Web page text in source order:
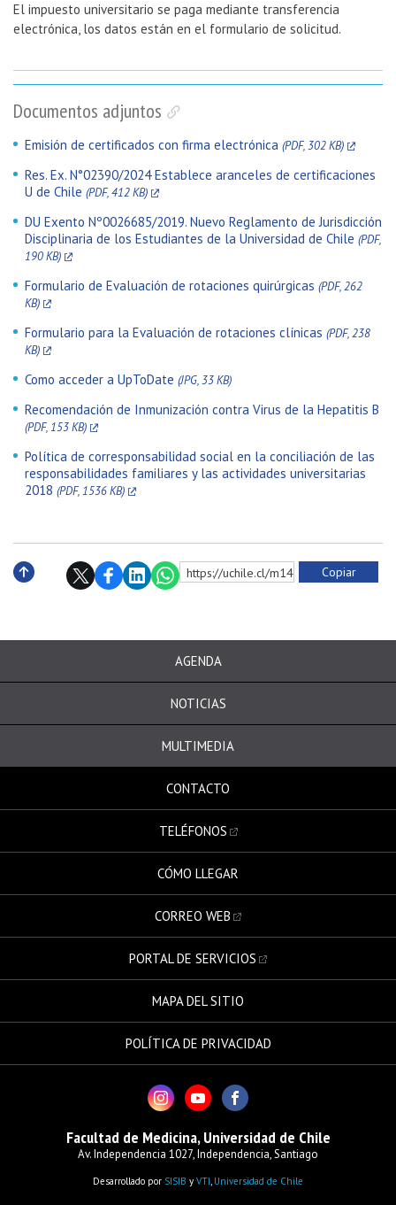
Documentos adjuntos
Emisión de certificados con firma electrónica (PDF, 302 KB)
Res. Ex. N°02390/2024 Establece aranceles de certificaciones
U de Chile (PDF, 412 KB)
DU Exento Nº0026685/2019. Nuevo Reglamento de Jurisdicción
Disciplinaria de los Estudiantes de la Universidad de Chile (PDF,
190 KB)
Formulario de Evaluación de rotaciones quirúrgicas (PDF, 262
KB)
Formulario para la Evaluación de rotaciones clínicas (PDF, 238
KB)
Como acceder a UpToDate (JPG, 33 KB)
Recomendación de Inmunización contra Virus de la Hepatitis B
(PDF, 153 KB)
Política de corresponsabilidad social en la conciliación de las
responsabilidades familiares y las actividades universitarias
2018 (PDF, 1536 KB)
El impuesto universitario se paga mediante transferencia
electrónica, los datos están en el formulario de solicitud.
https://uchile.cl/m142547 Copiar
AGENDA
NOTICIAS
MULTIMEDIA
CONTACTO
TELÉFONOS
CÓMO LLEGAR
CORREO WEB
PORTAL DE SERVICIOS
MAPA DEL SITIO
POLÍTICA DE PRIVACIDAD
Facultad de Medicina, Universidad de Chile
Av. Independencia 1027, Independencia, Santiago
Desarrollado por SISIB y VTI, Universidad de Chile